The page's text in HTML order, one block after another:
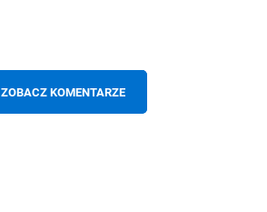
ZOBACZ KOMENTARZE